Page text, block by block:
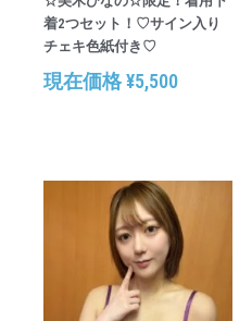
着2つセット！♡サイン入り
チェキ色紙付き♡
現在価格¥5,500